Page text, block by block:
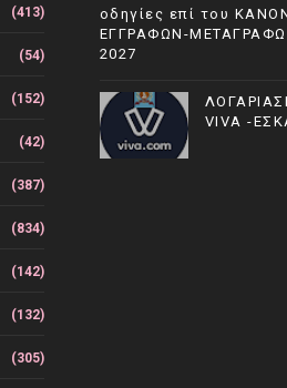
(413)
(54)
(152)
(42)
(387)
(834)
(142)
(132)
(305)
οδηγίες επί του
ΕΓΓΡΑΦΩΝ-
2027
VIVA -